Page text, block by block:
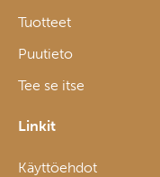
Tuotteet
Puutieto
Tee se itse
Linkit
Käyttöehdot